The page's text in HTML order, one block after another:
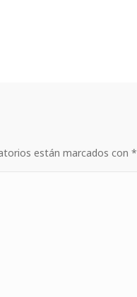
están marcados con *